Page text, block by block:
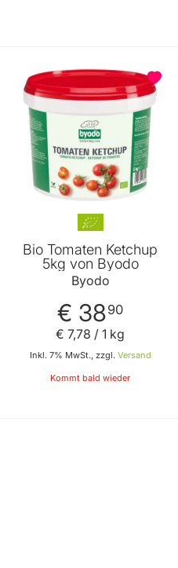
Bio Tomaten Ketchup
5kg von Byodo
Byodo
€ 3890
Inkl. 7% MwSt., zzgl. Versand
€ 7,78 / 1 kg
Kommt bald wieder